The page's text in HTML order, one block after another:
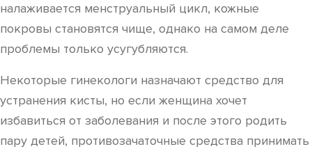
налаживается менструальный цикл, кожные
покровы становятся чище, однако на самом деле
проблемы только усугубляются.
Некоторые гинекологи назначают средство для
устранения кисты, но если женщина хочет
избавиться от заболевания и после этого родить
пару детей, противозачаточные средства принимать